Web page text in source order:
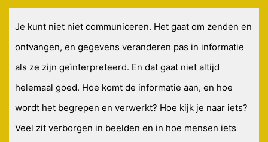
Je kunt niet niet communiceren. Het gaat om zenden en
ontvangen, en gegevens veranderen pas in informatie
als ze zijn geïnterpreteerd. En dat gaat niet altijd
helemaal goed. Hoe komt de informatie aan, en hoe
wordt het begrepen en verwerkt? Hoe kijk je naar iets?
Veel zit verborgen in beelden en in hoe mensen iets